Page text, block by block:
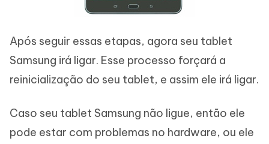
Após seguir essas etapas, agora seu tablet
Samsung irá ligar. Esse processo forçará a
reinicialização do seu tablet, e assim ele irá ligar.
Caso seu tablet Samsung não ligue, então ele
pode estar com problemas no hardware, ou ele